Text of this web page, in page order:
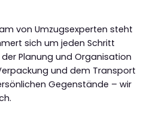
von Umzugsexperten steht
sich um jeden Schritt
Planung und Organisation
und dem Transport
Gegenstände – wir